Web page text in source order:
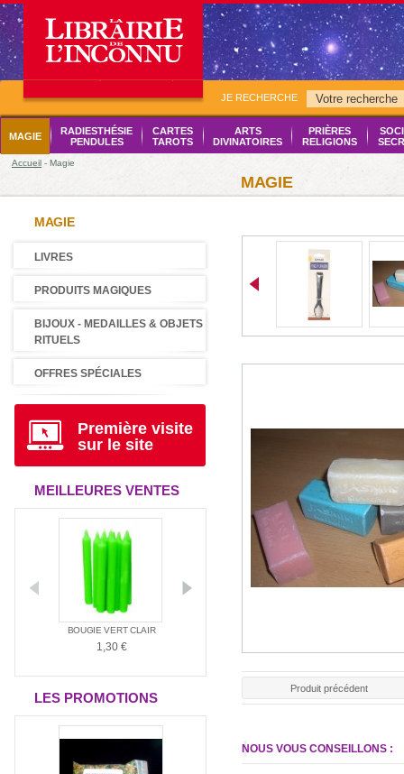
JE RECHERCHE
MAGIE
RADIESTHÉSIE
PENDULES
CARTES
TAROTS
ARTS
DIVINATOIRES
PRIÈRES
RELIGIONS
Accueil - Magie
MAGIE
MAGIE
LIVRES
PRODUITS MAGIQUES
BIJOUX - MEDAILLES & OBJETS
RITUELS
OFFRES SPÉCIALES
Première visite
sur le site
MEILLEURES VENTES
BOUGIE VERT CLAIR
1,30 €
LES PROMOTIONS
Produit précédent
NOUS VOUS CONSEILLONS :